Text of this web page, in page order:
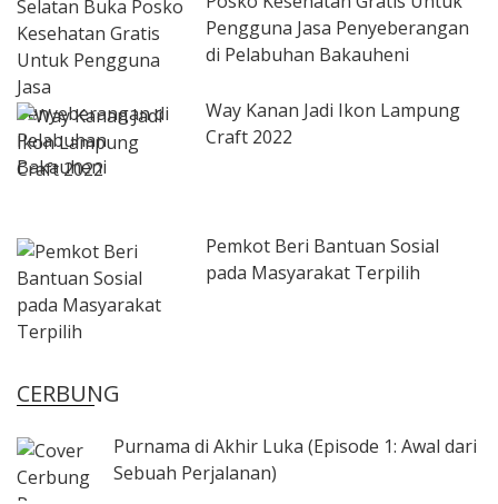
Pengguna Jasa Penyeberangan
di Pelabuhan Bakauheni
Way Kanan Jadi Ikon Lampung
Craft 2022
Pemkot Beri Bantuan Sosial
pada Masyarakat Terpilih
CERBUNG
Purnama di Akhir Luka (Episode 1: Awal dari
Sebuah Perjalanan)